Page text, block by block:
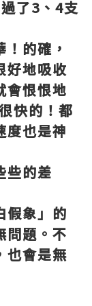
了3、4支
的確，
好地吸收
會恨恨地
快的！都
度也是神
些的差
假象」的
問題。不
也會是無